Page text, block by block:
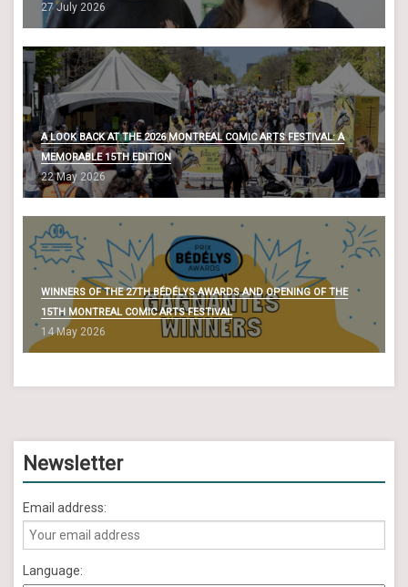
27 July 2026
A LOOK BACK AT THE 2026 MONTREAL COMIC ARTS FESTIVAL: A
MEMORABLE 15TH EDITION
22 May 2026
WINNERS OF THE 27TH BÉDÉLYS AWARDS AND OPENING OF THE
15TH MONTREAL COMIC ARTS FESTIVAL
14 May 2026
Newsletter
Email address:
Language: